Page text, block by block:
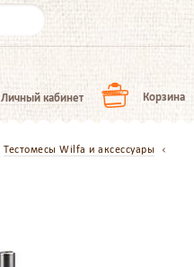
Личный кабинет Корзина
Тестомесы Wilfa и аксессуары